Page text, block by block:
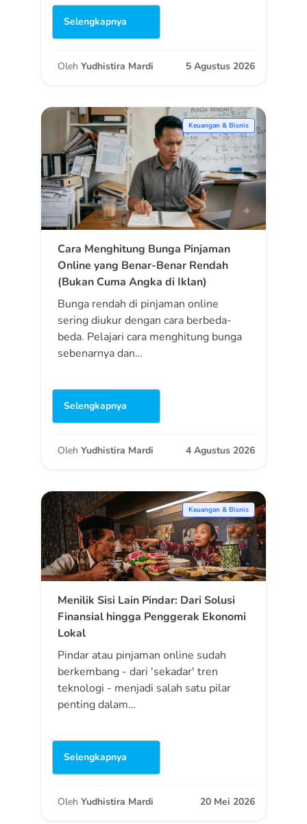
Selengkapnya
Oleh Yudhistira Mardi 5 Agustus 2026
Keuangan & Bisnis
Cara Menghitung Bunga Pinjaman
Online yang Benar-Benar Rendah
(Bukan Cuma Angka di Iklan)
Bunga rendah di pinjaman online
sering diukur dengan cara berbeda-
beda. Pelajari cara menghitung bunga
sebenarnya dan…
Selengkapnya
Oleh Yudhistira Mardi 4 Agustus 2026
Keuangan & Bisnis
Menilik Sisi Lain Pindar: Dari Solusi
Finansial hingga Penggerak Ekonomi
Lokal
Pindar atau pinjaman online sudah
berkembang - dari 'sekadar' tren
teknologi - menjadi salah satu pilar
penting dalam…
Selengkapnya
Oleh Yudhistira Mardi 20 Mei 2026